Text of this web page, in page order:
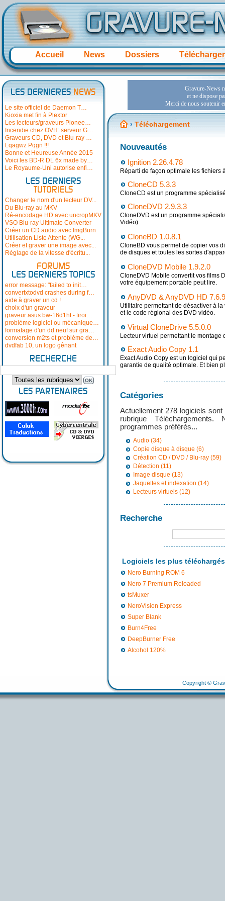
Accueil News Dossiers
LES DERNIERESNEWS
Le site officiel de Daemon T…
Kioxia met fin à Plextor
Les lecteurs/graveurs Pionee…
Incendie chez OVH: serveur G…
Graveurs CD, DVD et Blu-ray …
Lqagwz Pqgn !!!
Bonne et Heureuse Année 2015
Voici les BD-R DL 6x made by…
Le Royaume-Uni autorise enfi…
LES DERNIERS
TUTORIELS
Changer le nom d'un lecteur DV...
Du Blu-ray au MKV
Ré-encodage HD avec uncropMKV
VSO Blu-ray Ultimate Converter
Créer un CD audio avec ImgBurn
Utilisation Liste Attente (WG...
Créer et graver une image avec...
Réglage de la vitesse d'écritu...
FORUMS
LES DERNIERS TOPICS
error message: "failed to init…
convertxtodvd crashes during f…
aide à graver un cd !
choix d'un graveur
graveur asus bw-16d1ht - tiroi…
problème logiciel ou mécanique…
formatage d'un dd neuf sur gra…
conversion m2ts et problème de…
dvdfab 10, un logo gênant
RECHERCHE
LES PARTENAIRES
› Téléchargement
Nouveautés
Ignition 2.26.4.78
Réparti de façon optimale les fichiers
CloneCD 5.3.3
CloneCD est un programme
CloneDVD 2.9.3.3
CloneDVD est un programme
Vidéo).
CloneBD 1.0.8.1
CloneBD vous permet de copier vos
de disques et toutes les sortes
CloneDVD Mobile 1.9.2.0
CloneDVD Mobile convertit vos films
votre équipement portable peut lire.
AnyDVD & AnyDVD HD
Utilitaire permettant de désactiver à
et le code régional des DVD vidéo.
Virtual CloneDrive 5.5.0.0
Lecteur virtuel permettant le montage
Exact Audio Copy 1.1
Exact Audio Copy est un logiciel qui
garantie de qualité optimale. Et bien
Catégories
Actuellement 278 logiciels
rubrique
programmes préférés...
Audio (34)
Copie disque à disque (6)
Création CD / DVD / Blu-ray (59)
Détection (11)
Image disque (13)
Jaquettes et indexation (14)
Lecteurs virtuels (12)
Recherche
Logiciels les plus téléchargés
Nero Burning ROM 6
Nero 7 Premium Reloaded
tsMuxer
NeroVision Express
Super Blank
Burn4Free
DeepBurner Free
Alcohol 120%
Copyright ©